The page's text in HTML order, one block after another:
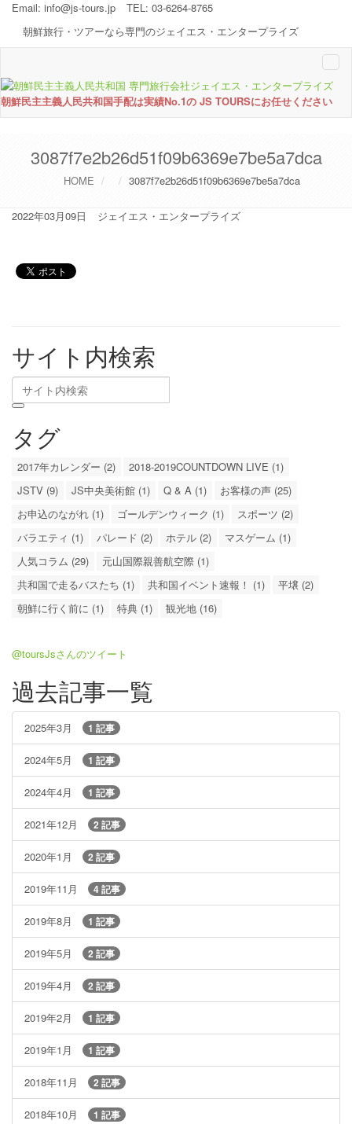
Email: info@js-tours.jp
TEL: 03-6264-8765
朝鮮旅行・ツアーなら専門のジェイエス・エンタープライズ
朝鮮民主主義人民共和国手配は実績No.1の JS TOURSにお任せください
3087f7e2b26d51f09b6369e7be5a7dca
HOME 3087f7e2b26d51f09b6369e7be5a7dca
2022年03月09日 ジェイエス・エンタープライズ
サイト内検索
タグ
2017年カレンダー (2)
2018-2019COUNTDOWN LIVE (1)
JSTV (9)
JS中央美術館 (1) Q & A (1)
お客様の声 (25)
お申込のながれ (1)
ゴールデンウィーク (1)
スポーツ (2)
バラエティ (1)
パレード (2) ホテル (2)
マスゲーム (1)
人気コラム (29)
元山国際親善航空際 (1)
共和国で走るバスたち (1)
共和国イベント速報！ (1)
平壌 (2)
朝鮮に行く前に (1)
特典 (1) 観光地 (16)
@toursJsさんのツイート
過去記事一覧
2025年3月 1 記事
2024年5月 1 記事
2024年4月 1 記事
2021年12月 2 記事
2020年1月 2 記事
2019年11月 4 記事
2019年8月 1 記事
2019年5月 2 記事
2019年4月 2 記事
2019年2月 1 記事
2019年1月 1 記事
2018年11月 2 記事
2018年10月 1 記事